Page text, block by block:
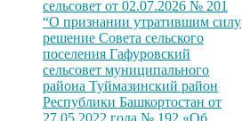
сельсовет от 02.07.2026 № 201
“О признании утратившим силу
решение Совета сельского
поселения Гафуровский
сельсовет муниципального
района Туймазинский район
Республики Башкортостан от
27.05.2022 года № 192 «Об